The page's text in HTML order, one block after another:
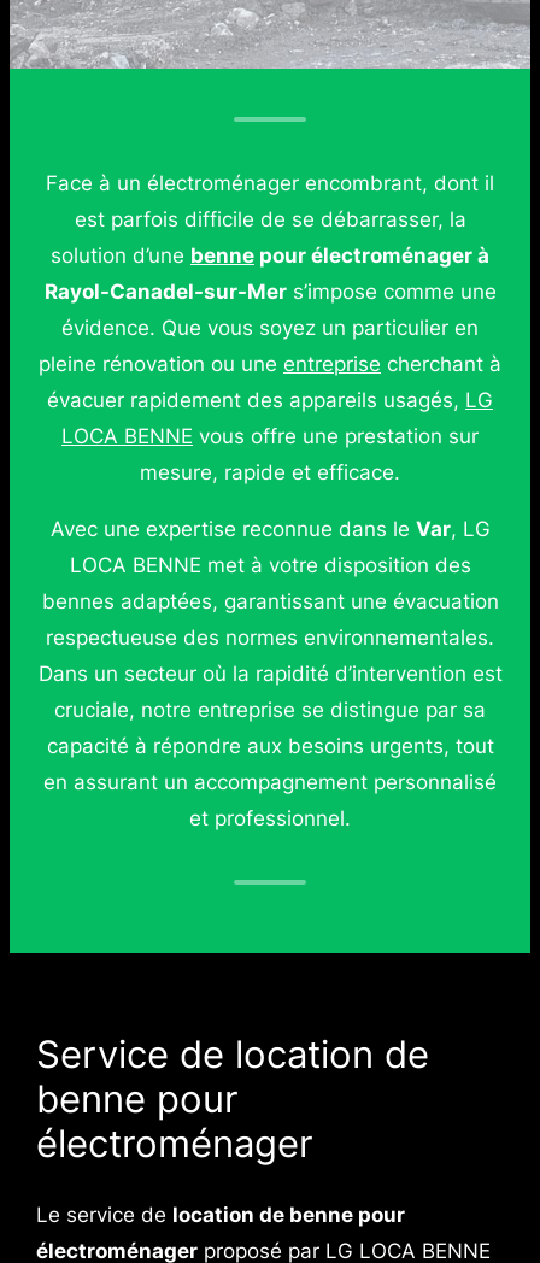
Face à un électroménager encombrant, dont il
est parfois difficile de se débarrasser, la
solution d’une benne pour électroménager à
Rayol-Canadel-sur-Mers’impose comme une
évidence. Que vous soyez un particulier en
pleine rénovation ou une entreprise cherchant à
évacuer rapidement des appareils usagés, LG
LOCA BENNE vous offre une prestation sur
mesure, rapide et efficace.
Avec une expertise reconnue dans le Var, LG
LOCA BENNE met à votre disposition des
bennes adaptées, garantissant une évacuation
respectueuse des normes environnementales.
Dans un secteur où la rapidité d’intervention est
cruciale, notre entreprise se distingue par sa
capacité à répondre aux besoins urgents, tout
en assurant un accompagnement personnalisé
et professionnel.
Service de location de
benne pour
électroménager
Le service de location de benne pour
électroménagerproposé par LG LOCA BENNE